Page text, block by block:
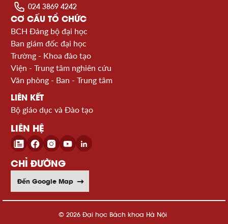
024 3869 4242
CƠ CẤU TỔ CHỨC
BCH Đảng bộ đại học
Ban giám đốc đại học
Trường - Khoa đào tạo
Viện - Trung tâm nghiên cứu
Văn phòng - Ban - Trung tâm
LIÊN KẾT
Bộ giáo dục và Đào tạo
LIÊN HỆ
CHỈ ĐƯỜNG
Đến Google Map
© 2026 Đại học Bách khoa Hà Nội